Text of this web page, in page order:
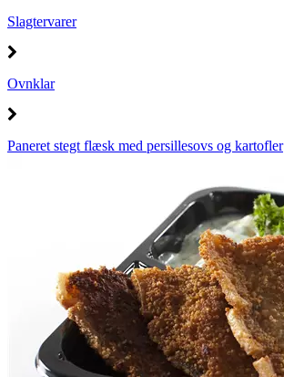
Slagtervarer
Ovnklar
Paneret stegt flæsk med persillesovs og kartofler